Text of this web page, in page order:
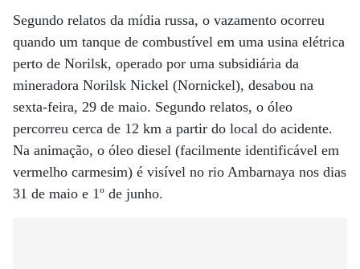
Segundo relatos da mídia russa, o vazamento ocorreu
quando um tanque de combustível em uma usina elétrica
perto de Norilsk, operado por uma subsidiária da
mineradora Norilsk Nickel (Nornickel), desabou na
sexta-feira, 29 de maio. Segundo relatos, o óleo
percorreu cerca de 12 km a partir do local do acidente.
Na animação, o óleo diesel (facilmente identificável em
vermelho carmesim) é visível no rio Ambarnaya nos dias
31 de maio e 1º de junho.